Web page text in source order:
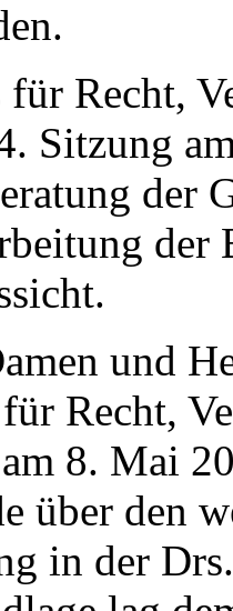
für Recht,
Sitzung
der
der
und
Recht,
8. Mai
über den
in der